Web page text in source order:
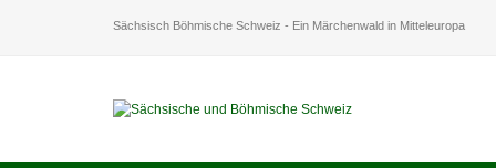
Sächsisch Böhmische Schweiz - Ein Märchenwald in Mitteleuropa